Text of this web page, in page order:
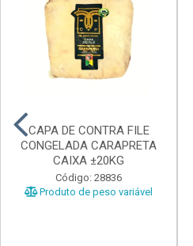
CAPA DE CONTRA FILE
CONGELADA CARAPRETA
CAIXA ±20KG
Código: 28836
Produto de peso variável